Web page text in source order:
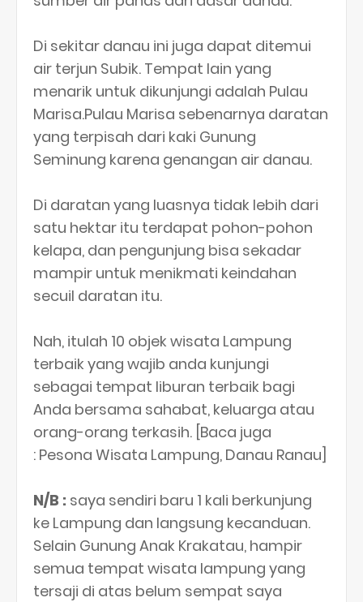
Di sekitar danau ini juga dapat ditemui
air terjun Subik. Tempat lain yang
menarik untuk dikunjungi adalah Pulau
Marisa.Pulau Marisa sebenarnya daratan
yang terpisah dari kaki Gunung
Seminung karena genangan air danau.
Di daratan yang luasnya tidak lebih dari
satu hektar itu terdapat pohon-pohon
kelapa, dan pengunjung bisa sekadar
mampir untuk menikmati keindahan
secuil daratan itu.
Nah, itulah 10 objek wisata Lampung
terbaik yang wajib anda kunjungi
sebagai tempat liburan terbaik bagi
Anda bersama sahabat, keluarga atau
orang-orang terkasih. [Baca juga
: Pesona Wisata Lampung, Danau Ranau]
N/B : saya sendiri baru 1 kali berkunjung
ke Lampung dan langsung kecanduan.
Selain Gunung Anak Krakatau, hampir
semua tempat wisata lampung yang
tersaji di atas belum sempat saya